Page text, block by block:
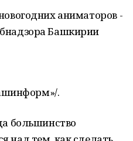
аниматоров -
Башкирии
.
большинство